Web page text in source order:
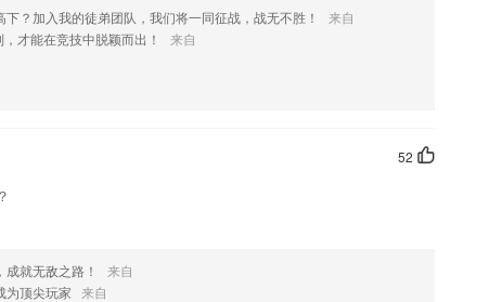
订补充你要的考题信息
让用户都可以学习到更多的知识；
语发音，让2265用户在国内也能轻松学地道韩语。
务。
下？加入我的徒弟团队，我们将一同征战，战无不胜！
来自
才能在竞技中脱颖而出！
来自
52
成就无敌之路！
来自
为顶尖玩家 来自